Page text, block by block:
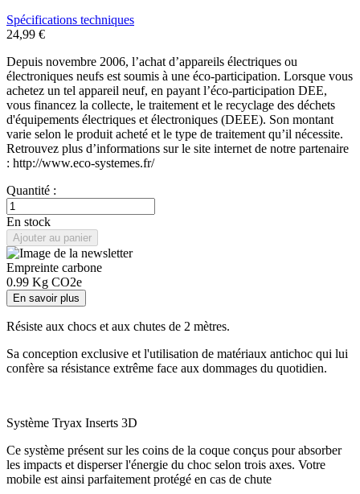
Spécifications techniques
24,99 €
Depuis novembre 2006, l’achat d’appareils électriques ou
électroniques neufs est soumis à une éco-participation. Lorsque vous
achetez un tel appareil neuf, en payant l’éco-participation DEE,
vous financez la collecte, le traitement et le recyclage des déchets
d'équipements électriques et électroniques (DEEE). Son montant
varie selon le produit acheté et le type de traitement qu’il nécessite.
Retrouvez plus d’informations sur le site internet de notre partenaire
: http://www.eco-systemes.fr/
Quantité :
En stock
Ajouter au panier
Empreinte carbone
0.99 Kg CO2e
En savoir plus
Résiste aux chocs et aux chutes de 2 mètres.
Sa conception exclusive et l'utilisation de matériaux antichoc qui lui
confère sa résistance extrême face aux dommages du quotidien.
Système Tryax Inserts 3D
Ce système présent sur les coins de la coque conçus pour absorber
les impacts et disperser l'énergie du choc selon trois axes. Votre
mobile est ainsi parfaitement protégé en cas de chute